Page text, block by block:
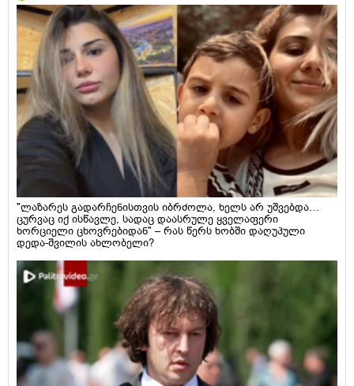
"ლაზარეს გადარჩენისთვის იბრძოლა, ხელს არ უშვებდა…
ცურვაც იქ ისწავლე, სადაც დაასრულე ყველაფერი
ხორციელი ცხოვრებიდან" – რას წერს ხობში დაღუპული
დედა-შვილის ახლობელი?